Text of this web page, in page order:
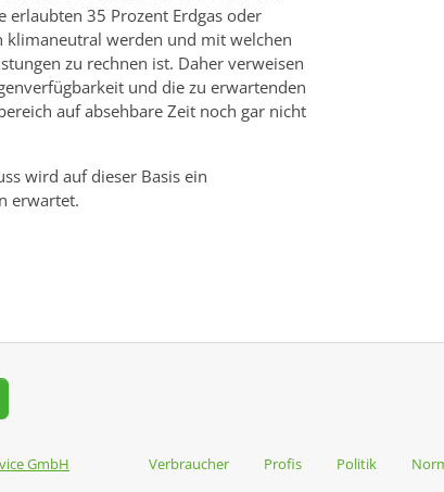
erlaubten 35 Prozent Erdgas oder
klimaneutral werden und mit welchen
zu rechnen ist. Daher verweisen
und die zu erwartenden
auf absehbare Zeit noch gar nicht
wird auf dieser Basis ein
erwartet.
GmbH
Verbraucher Profis Politik